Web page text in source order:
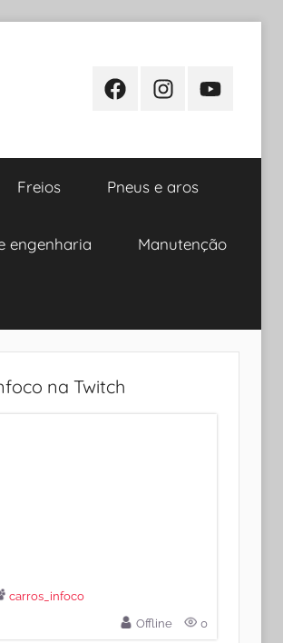
FacebookInstagramYoutube
Freios Pneus e aros
engenharia Manutenção
na Twitch
carros_infoco
Offline
0